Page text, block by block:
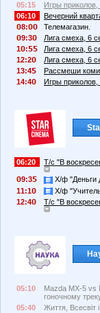
05:15
Игры приколов,
06:10
Вечерний
8:
Телемагазин.
9:3
Лига смеха, 6
1
:
Лига смеха, 6
12:2
Лига смеха, 6
13:4
Рассмеши
14:4
Игры приколов,
06:20 Т/с "В
9:3
Х/ф "Деньги
11:1
Х/ф
12:4
Т/с "В
05:10
Mazda MX-5 vs
гоночному
05:40
Життя, Всесвіт